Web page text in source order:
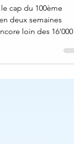
cap du 100ème
deux semaines
loin des 16'000